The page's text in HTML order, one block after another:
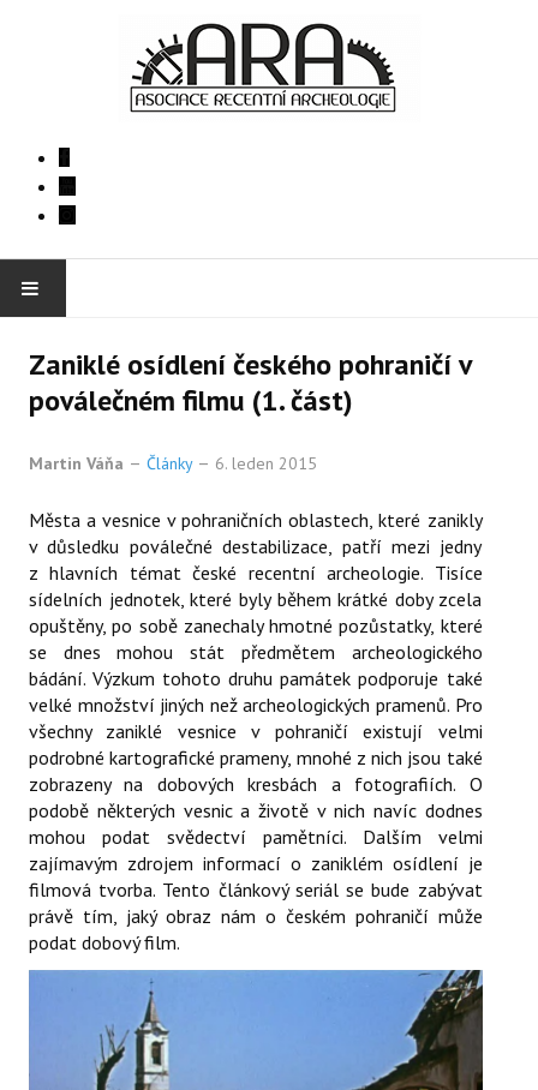
ČLÁNKY
AKTUALITY
REPORTÁŽE
O NÁS
KONTAKTY
PROTIVZDUŠNÁ OBRANA PLZNĚ
Zaniklé osídlení českého pohraničí v
poválečném filmu (1. část)
Martin Váňa Články 6. leden 2015
Města a vesnice v pohraničních oblastech, které zanikly
v důsledku poválečné destabilizace, patří mezi jedny
z hlavních témat české recentní archeologie. Tisíce
sídelních jednotek, které byly během krátké doby zcela
opuštěny, po sobě zanechaly hmotné pozůstatky, které
se dnes mohou stát předmětem archeologického
bádání. Výzkum tohoto druhu památek podporuje také
velké množství jiných než archeologických pramenů. Pro
všechny zaniklé vesnice v pohraničí existují velmi
podrobné kartografické prameny, mnohé z nich jsou také
zobrazeny na dobových kresbách a fotografiích. O
podobě některých vesnic a životě v nich navíc dodnes
mohou podat svědectví pamětníci. Dalším velmi
zajímavým zdrojem informací o zaniklém osídlení je
filmová tvorba. Tento článkový seriál se bude zabývat
právě tím, jaký obraz nám o českém pohraničí může
podat dobový film.